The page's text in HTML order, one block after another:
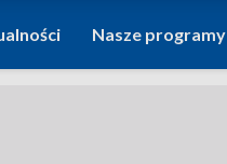
Nasze programy